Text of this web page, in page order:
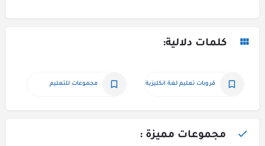
كلمات دلالية:
قروبات تعليم لغة انكليزية مجموعات للتعليم
مجموعات مميزة :